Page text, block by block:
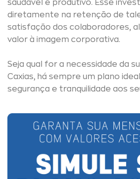
saudável e produtivo. Esse
diretamente na retenção de
satisfação dos colaboradores,
valor à imagem corporativa.
Seja qual for a necessidade da
Caxias, há sempre um plano
segurança e tranquilidade aos